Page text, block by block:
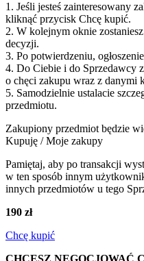
1. Jeśli jesteś zainteresowany
kliknąć przycisk Chcę kupić.
2. W kolejnym oknie
decyzji.
3. Po potwierdzeniu,
4. Do Ciebie i do Sprzedawcy
o chęci zakupu wraz z danymi
5. Samodzielnie ustalacie
przedmiotu.
Zakupiony przedmiot będzie
Kupuję / Moje zakupy
Pamiętaj, aby po transakcji
w ten sposób innym
innych przedmiotów u tego
190 zł
Chcę kupić
CHCESZ NEGOCJOWAĆ